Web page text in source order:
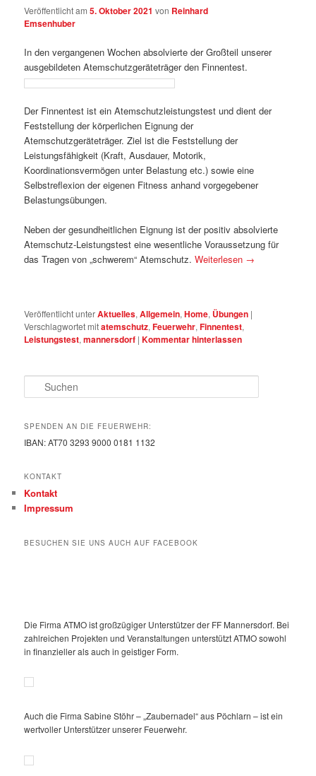
Veröffentlicht am5. Oktober 2021 von Reinhard
Emsenhuber
In den vergangenen Wochen absolvierte der Großteil unserer
ausgebildeten Atemschutzgeräteträger den Finnentest.
Der Finnentest ist ein Atemschutzleistungstest und dient der
Feststellung der körperlichen Eignung der
Atemschutzgeräteträger. Ziel ist die Feststellung der
Leistungsfähigkeit (Kraft, Ausdauer, Motorik,
Koordinationsvermögen unter Belastung etc.) sowie eine
Selbstreflexion der eigenen Fitness anhand vorgegebener
Belastungsübungen.
Neben der gesundheitlichen Eignung ist der positiv absolvierte
Atemschutz-Leistungstest eine wesentliche Voraussetzung für
das Tragen von „schwerem“ Atemschutz.Weiterlesen →
Veröffentlicht unterAktuelles,Allgemein,Home, Übungen |
Verschlagwortet mitatemschutz,Feuerwehr,Finnentest,
Leistungstest,mannersdorf |Kommentar hinterlassen
Suchen
SPENDEN AN DIE FEUERWEHR:
IBAN: AT70 3293 9000 0181 1132
KONTAKT
Kontakt
Impressum
BESUCHEN SIE UNS AUCH AUF FACEBOOK
Die Firma ATMO ist großzügiger Unterstützer der FF Mannersdorf. Bei
zahlreichen Projekten und Veranstaltungen unterstützt ATMO sowohl
in finanzieller als auch in geistiger Form.
Auch die Firma Sabine Stöhr – „Zaubernadel“ aus Pöchlarn – ist ein
wertvoller Unterstützer unserer Feuerwehr.